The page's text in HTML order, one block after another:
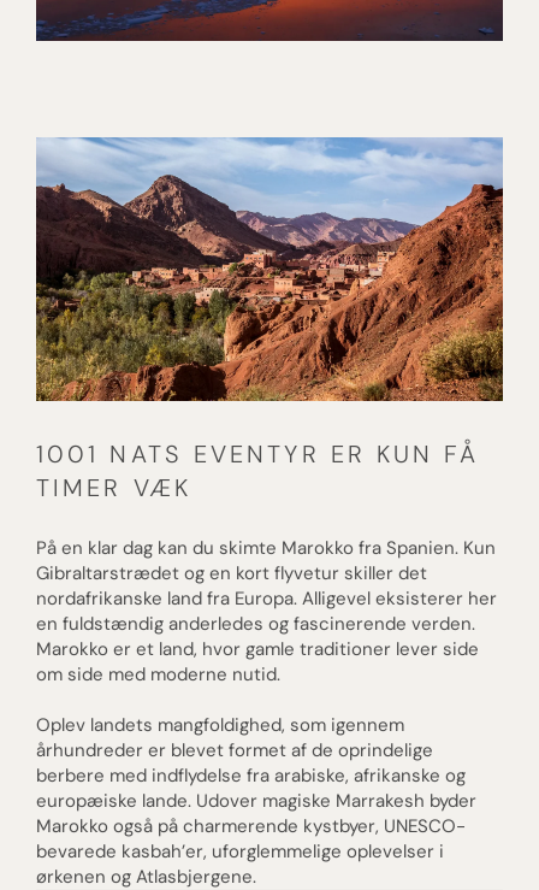
[ LÆS MERE ]
1001 NATS EVENTYR ER KUN FÅ
TIMER VÆK
På en klar dag kan du skimte Marokko fra Spanien. Kun
Gibraltarstrædet og en kort flyvetur skiller det
nordafrikanske land fra Europa. Alligevel eksisterer her
en fuldstændig anderledes og fascinerende verden.
Marokko er et land, hvor gamle traditioner lever side
om side med moderne nutid.
Oplev landets mangfoldighed, som igennem
århundreder er blevet formet af de oprindelige
berbere med indflydelse fra arabiske, afrikanske og
europæiske lande. Udover magiske Marrakesh byder
Marokko også på charmerende kystbyer, UNESCO-
bevarede kasbah’er, uforglemmelige oplevelser i
ørkenen og Atlasbjergene.